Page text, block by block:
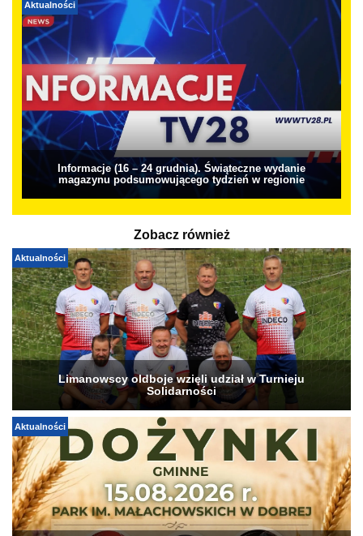
Aktualności
Informacje (16 – 24 grudnia). Świąteczne wydanie
magazynu podsumowującego tydzień w regionie
Zobacz również
Aktualności
Limanowscy oldboje wzięli udział w Turnieju
Solidarności
Aktualności